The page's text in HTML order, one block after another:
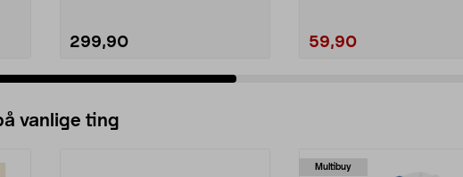
299,90 59,90
vanlige ting
Multibuy